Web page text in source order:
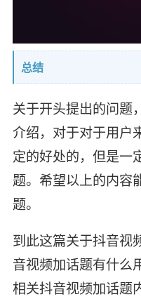
总结
关于开头提出的问题
介绍，对于对于用户
定的好处的，但是一
题。希望以上的内容
题。
到此这篇关于抖音视
音视频加话题有什么
相关抖音视频加话题